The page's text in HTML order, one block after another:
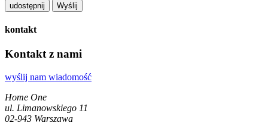
udostępnij
kontakt
Kontakt z nami
wyślij nam wiadomość
Home One
ul. Limanowskiego 11
02-943 Warszawa